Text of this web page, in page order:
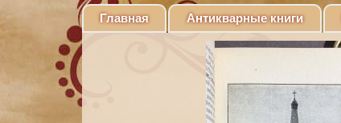
Главная Антикварные книги